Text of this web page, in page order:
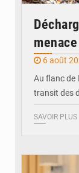
6 août
Au flanc de
transit des
SAVOIR PLUS
© JDM